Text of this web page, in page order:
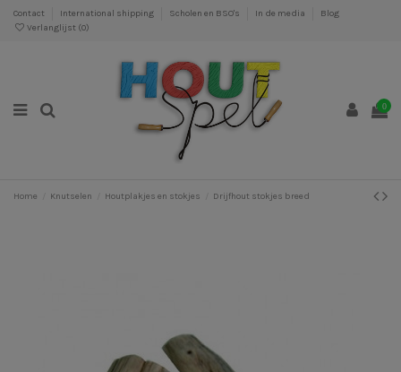
Contact International shipping Scholen en BSO's In de media
Blog
Verlanglijst (0)
0
Home Knutselen Houtplakjes en stokjes Drijfhout stokjes breed